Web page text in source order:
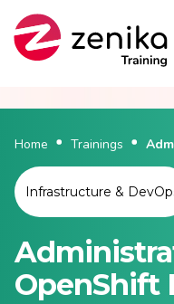
Home Trainings
Infrastructure &
OpenShift